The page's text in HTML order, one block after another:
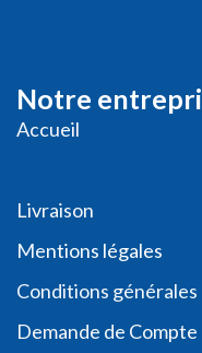
Notre
Accueil
Livraison
Mentions légales
Conditions
Demande de Compte